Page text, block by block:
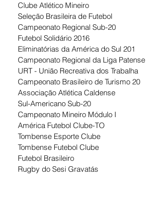
Clube Atlético Mineiro
Seleção Brasileira de Futebol
Campeonato Regional Sub-20
Futebol Solidário 2016
Eliminatórias da América do Sul 201
Campeonato Regional da Liga Patense
URT - União Recreativa dos Trabalha
Campeonato Brasileiro de Turismo 20
Associação Atlética Caldense
Sul-Americano Sub-20
Campeonato Mineiro Módulo I
América Futebol Clube-TO
Tombense Esporte Clube
Tombense Futebol Clube
Futebol Brasileiro
Rugby do Sesi Gravatás